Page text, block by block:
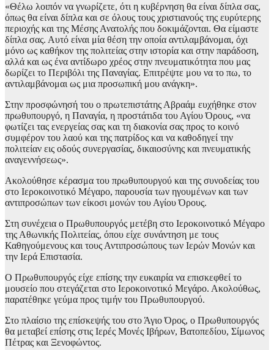
«Θέλω λοιπόν να γνωρίζετε, ότι η κυβέρνηση θα είναι δίπλα σας,
όπως θα είναι δίπλα και σε όλους τους χριστιανούς της ευρύτερης
περιοχής και της Μέσης Ανατολής που δοκιμάζονται. Θα είμαστε
δίπλα σας. Αυτό είναι μία θέση την οποία αντιλαμβάνομαι, όχι
μόνο ως καθήκον της πολιτείας στην ιστορία και στην παράδοση,
αλλά και ως ένα αντίδωρο χρέος στην πνευματικότητα που μας
δωρίζει το Περιβόλι της Παναγίας. Επιτρέψτε μου να το πω, το
αντιλαμβάνομαι ως μια προσωπική μου ανάγκη».
Στην προσφώνησή του ο πρωτεπιστάτης Αβραάμ ευχήθηκε στον
πρωθυπουργό, η Παναγία, η προστάτιδα του Αγίου Όρους, «να
φωτίζει τας ενεργείας σας και τη διακονία σας προς το κοινό
συμφέρον του λαού και της πατρίδος και να καθοδηγεί την
πολιτείαν εις οδούς συνεργασίας, δικαιοσύνης και πνευματικής
αναγεννήσεως».
Ακολούθησε κέρασμα του πρωθυπουργού και της συνοδείας του
στο Ιεροκοινοτικό Μέγαρο, παρουσία των ηγουμένων και των
αντιπροσώπων των είκοσι μονών του Αγίου Όρους.
Στη συνέχεια ο Πρωθυπουργός μετέβη στο Ιεροκοινοτικό Μέγαρο
της Αθωνικής Πολιτείας, όπου είχε συνάντηση με τους
Καθηγούμενους και τους Αντιπροσώπους των Ιερών Μονών και
την Ιερά Επιστασία.
Ο Πρωθυπουργός είχε επίσης την ευκαιρία να επισκεφθεί το
μουσείο που στεγάζεται στο Ιεροκοινοτικό Μεγάρο. Ακολούθως,
παρατέθηκε γεύμα προς τιμήν του Πρωθυπουργού.
Στο πλαίσιο της επίσκεψής του στο Άγιο Όρος, ο Πρωθυπουργός
θα μεταβεί επίσης στις Ιερές Μονές Ιβήρων, Βατοπεδίου, Σίμωνος
Πέτρας και Ξενοφώντος.